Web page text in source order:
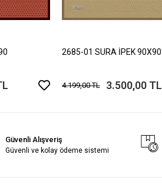
2685-01 SURA İPEK 90X90
4.199,00 TL 3.500,00 TL
Güvenli Alışveriş
Güvenli ve kolay ödeme sistemi